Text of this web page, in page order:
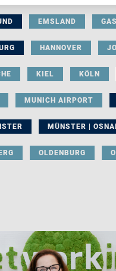
EMSLAND
HANNOVER
KIEL KÖLN
MUNICH AIRPORT
MÜNSTER |
OLDENBURG